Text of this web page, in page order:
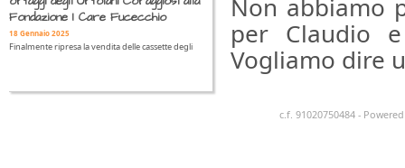
Non abbiamo
per Claudio
Vogliamo dire
Fondazione I Care Fucecchio
18 Gennaio 2025
Finalmente ripresa la vendita delle cassette degli
c.f. 91020750484 -